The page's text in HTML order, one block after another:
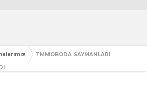
TMMOBODA SAYMANLARI